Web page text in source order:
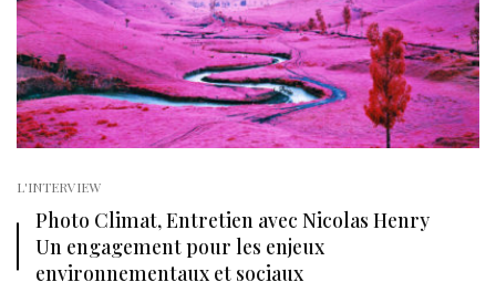
L'INTERVIEW
Photo Climat, Entretien avec Nicolas Henry
Un engagement pour les enjeux
environnementaux et sociaux